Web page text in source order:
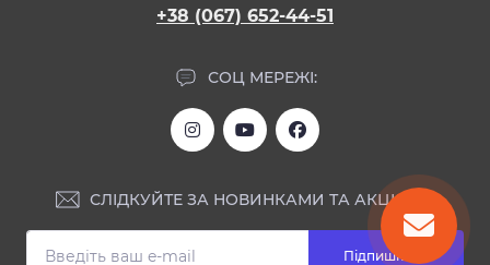
+38 (067) 652-44-51
СОЦ МЕРЕЖІ:
СЛІДКУЙТЕ ЗА НОВИНКАМИ ТА АКЦІЯМИ:
Підпишіться